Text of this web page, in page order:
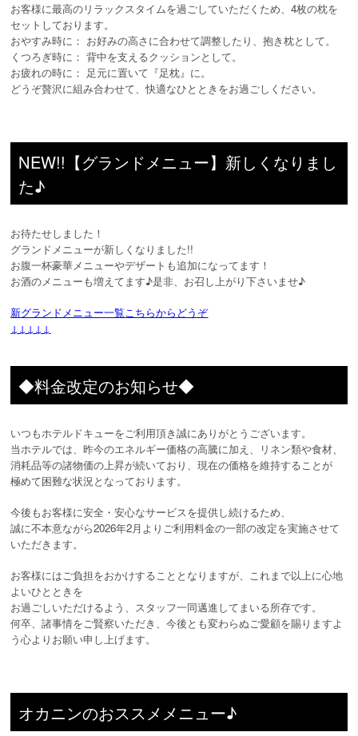
お客様に最高のリラックスタイムを過ごしていただくため、4枚の枕を
セットしております。
おやすみ時に： お好みの高さに合わせて調整したり、抱き枕として。
くつろぎ時に： 背中を支えるクッションとして。
お疲れの時に： 足元に置いて『足枕』に。
どうぞ贅沢に組み合わせて、快適なひとときをお過ごしください。
NEW!!【グランドメニュー】新しくなりまし
た♪
お待たせしました！
グランドメニューが新しくなりました!!
お腹一杯豪華メニューやデザートも追加になってます！
お酒のメニューも増えてます♪是非、お召し上がり下さいませ♪
新グランドメニュー一覧こちらからどうぞ
↓↓↓↓↓
◆料金改定のお知らせ◆
いつもホテルドキューをご利用頂き誠にありがとうございます。
当ホテルでは、昨今のエネルギー価格の高騰に加え、リネン類や食材、
消耗品等の諸物価の上昇が続いており、現在の価格を維持することが
極めて困難な状況となっております。
今後もお客様に安全・安心なサービスを提供し続けるため、
誠に不本意ながら2026年2月よりご利用料金の一部の改定を実施させて
いただきます。
お客様にはご負担をおかけすることとなりますが、これまで以上に心地
よいひとときを
お過ごしいただけるよう、スタッフ一同邁進してまいる所存です。
何卒、諸事情をご賢察いただき、今後とも変わらぬご愛顧を賜りますよ
う心よりお願い申し上げます。
オカニンのおススメメニュー♪